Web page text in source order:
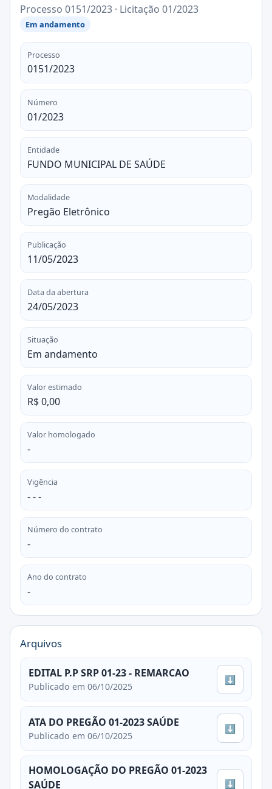
Processo 0151/2023 · Licitação 01/2023
Em andamento
Processo
0151/2023
Número
01/2023
Entidade
FUNDO MUNICIPAL DE SAÚDE
Modalidade
Pregão Eletrônico
Publicação
11/05/2023
Data da abertura
24/05/2023
Situação
Em andamento
Valor estimado
R$ 0,00
Valor homologado
-
Vigência
- - -
Número do contrato
-
Ano do contrato
-
Arquivos
EDITAL P.P SRP 01-23 - REMARCAO
Publicado em 06/10/2025
⬇
ATA DO PREGÃO 01-2023 SAÚDE
Publicado em 06/10/2025
⬇
HOMOLOGAÇÃO DO PREGÃO 01-2023
SAÚDE
⬇